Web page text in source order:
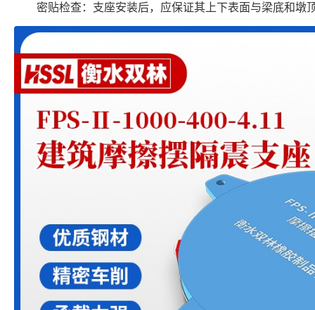
密贴检查：支座安装后，应保证其上下表面与梁底和墩